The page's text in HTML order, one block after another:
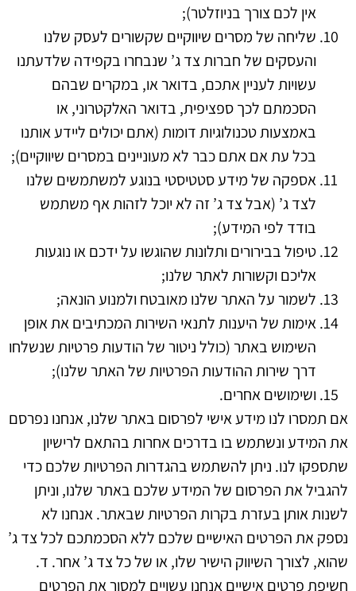
אין לכם צורך בניוזלטר);
שליחה של מסרים שיווקיים שקשורים לעסק שלנו
והעסקים של חברות צד ג’ שנבחרו בקפידה שלדעתנו
עשויות לעניין אתכם, בדואר או, במקרים שבהם
הסכמתם לכך ספציפית, בדואר האלקטרוני, או
באמצעות טכנולוגיות דומות (אתם יכולים ליידע אותנו
בכל עת אם אתם כבר לא מעוניינים במסרים שיווקיים);
אספקה של מידע סטטיסטי בנוגע למשתמשים שלנו
לצד ג’ (אבל צד ג’ זה לא יוכל לזהות אף משתמש
בודד לפי המידע);
טיפול בבירורים ותלונות שהוגשו על ידכם או נוגעות
אליכם וקשורות לאתר שלנו;
לשמור על האתר שלנו מאובטח ולמנוע הונאה;
אימות של היענות לתנאי השירות המכתיבים את אופן
השימוש באתר (כולל ניטור של הודעות פרטיות שנשלחו
דרך שירות ההודעות הפרטיות של האתר שלנו);
ושימושים אחרים.
אם תמסרו לנו מידע אישי לפרסום באתר שלנו, אנחנו נפרסם
את המידע ונשתמש בו בדרכים אחרות בהתאם לרישיון
שתספקו לנו. ניתן להשתמש בהגדרות הפרטיות שלכם כדי
להגביל את הפרסום של המידע שלכם באתר שלנו, וניתן
לשנות אותן בעזרת בקרות הפרטיות שבאתר.אנחנו לא
נספק את הפרטים האישיים שלכם ללא הסכמתכם לכל צד ג’
שהוא, לצורך השיווק הישיר שלו, או של כל צד ג’ אחר. ד.
חשיפת פרטים אישייםאנחנו עשויים למסור את הפרטים